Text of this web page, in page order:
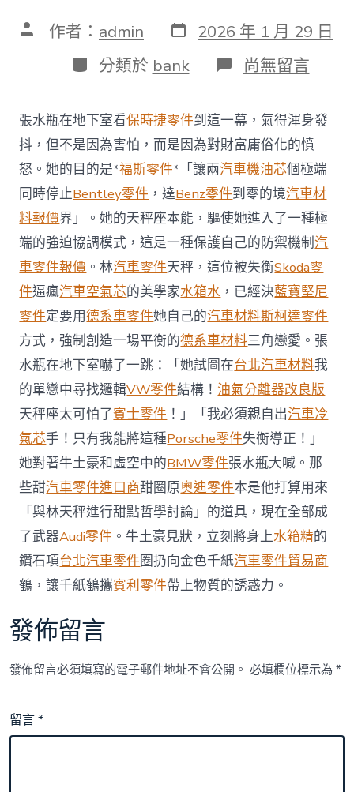
文 作者： admin 發
表
日
期
2026 年 1 月 29 日
分
類
分類於 bank 在
〈福
偉
根
更
換
新
的
資
料
版
ArtOSDER
奧
斯
德
汽
車
零
件
eon
具
獨
特
設
計
風
格
和
高
效
能
性〉
中
尚無留言
張水瓶在地下室看保時捷零件到這一幕，氣得渾身發
抖，但不是因為害怕，而是因為對財富庸俗化的憤
怒。她的目的是*福斯零件*「讓兩汽車機油芯個極端
同時停止Bentley零件 ，達Benz零件到零的境汽車材
料報價界」。她的天秤座本能，驅使她進入了一種極
端的強迫協調模式，這是一種保護自己的防禦機制汽
車零件報價 。林汽車零件天秤，這位被失衡Skoda零
件逼瘋汽車空氣芯的美學家水箱水 ，已經決藍寶堅尼
零件定要用德系車零件她自己的汽車材料斯柯達零件
方式，強制創造一場平衡的德系車材料三角戀愛。張
水瓶在地下室嚇了一跳：「她試圖在台北汽車材料我
的單戀中尋找邏輯VW零件結構！ 油氣分離器改良版
天秤座太可怕了賓士零件 ！」「我必須親自出汽車冷
氣芯手！只有我能將這種Porsche零件失衡導正！」
她對著牛土豪和虛空中的BMW零件張水瓶大喊。那
些甜汽車零件進口商甜圈原奧迪零件本是他打算用來
「與林天秤進行甜點哲學討論」的道具，現在全部成
了武器Audi零件 。牛土豪見狀，立刻將身上水箱精的
鑽石項台北汽車零件圈扔向金色千紙汽車零件貿易商
鶴，讓千紙鶴攜賓利零件帶上物質的誘惑力。
發佈留言
發佈留言必須填寫的電子郵件地址不會公開。 必填欄位標示為*
留言*